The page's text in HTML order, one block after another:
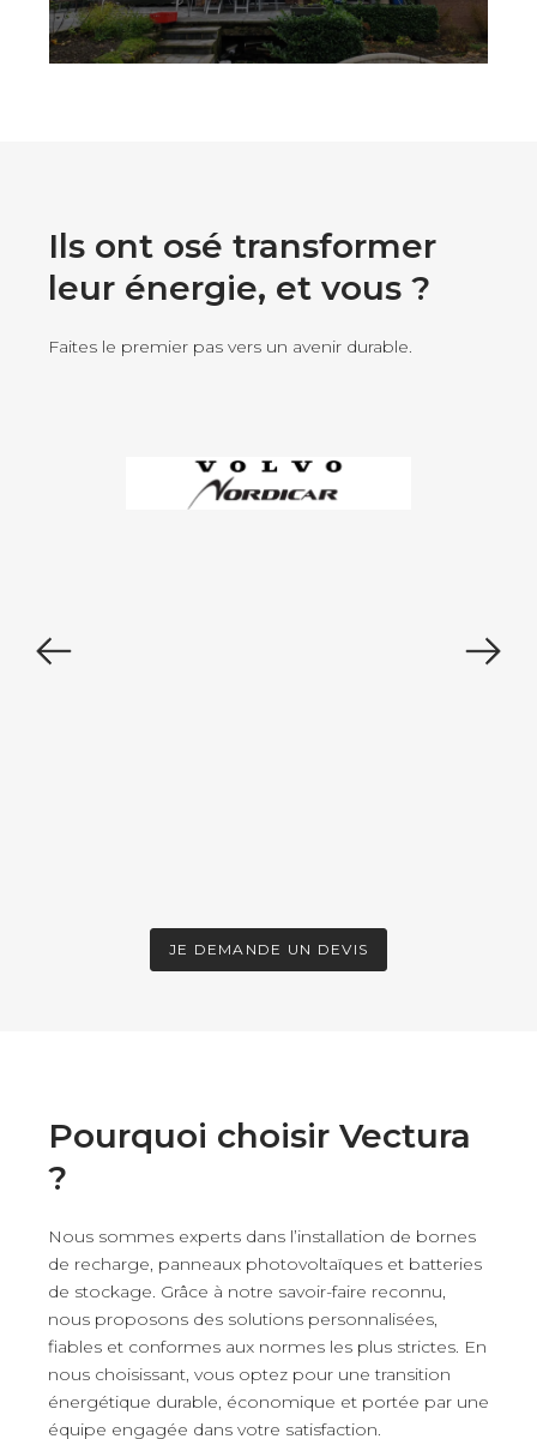
Ils ont osé transformer
leur énergie, et vous ?
Faites le premier pas vers un avenir durable.
JE DEMANDE UN DEVIS
Pourquoi choisir Vectura
?
Nous sommes experts dans l’installation de bornes
de recharge, panneaux photovoltaïques et batteries
de stockage. Grâce à notre savoir-faire reconnu,
nous proposons des solutions personnalisées,
fiables et conformes aux normes les plus strictes. En
nous choisissant, vous optez pour une transition
énergétique durable, économique et portée par une
équipe engagée dans votre satisfaction.